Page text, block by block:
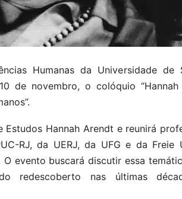
Humanas da Universidade de
de novembro, o colóquio
Hannah Arendt e reunirá
RJ, da UERJ, da UFG e da Freie
evento buscará discutir essa
redescoberto nas últimas